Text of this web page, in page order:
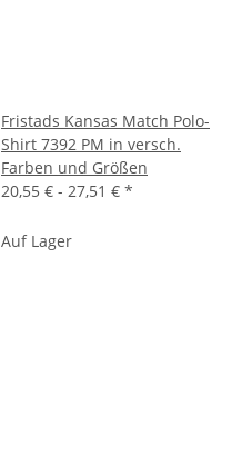
Fristads Kansas Match Polo-
Shirt 7392 PM in versch.
Farben und Größen
20,55 € - 27,51 € *
Auf Lager